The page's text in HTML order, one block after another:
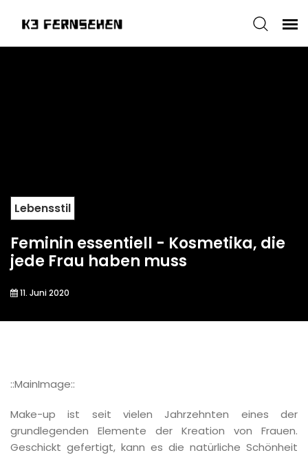
Lebensstil
Feminin essentiell - Kosmetika, die
jede Frau haben muss
11. Juni 2020
::MainImage::
Make-up ist seit vielen Jahrzehnten eines der
grundlegenden Elemente der Kreation von Frauen.
Geschickt gefertigt, kann es die natürliche Schönheit